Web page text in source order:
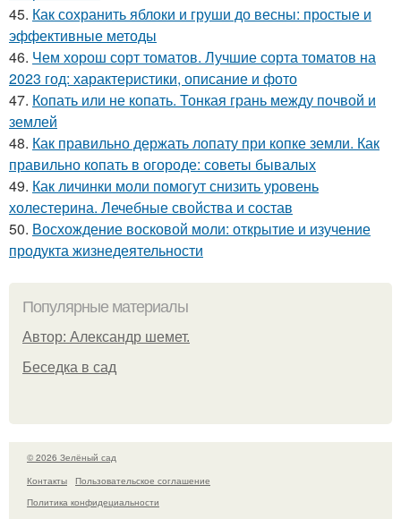
45. Как сохранить яблоки и груши до весны: простые и
эффективные методы
46. Чем хорош сорт томатов. Лучшие сорта томатов на
2023 год: характеристики, описание и фото
47. Копать или не копать. Тонкая грань между почвой и
землей
48. Как правильно держать лопату при копке земли. Как
правильно копать в огороде: советы бывалых
49. Как личинки моли помогут снизить уровень
холестерина. Лечебные свойства и состав
50. Восхождение восковой моли: открытие и изучение
продукта жизнедеятельности
Популярные материалы
Автор: Александр шемет.
Беседка в сад
© 2026 Зелёный сад
Контакты
Пользовательское соглашение
Политика конфидециальности